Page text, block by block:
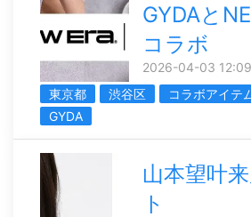
GYDAと
コラボ
2026-04-03
東京都
渋谷区 コラボアイテ
GYDA
山本望叶
ト